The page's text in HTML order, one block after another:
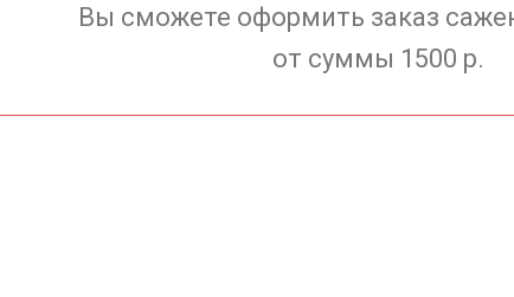
Вы сможете оформить заказ
от суммы 1500 р.